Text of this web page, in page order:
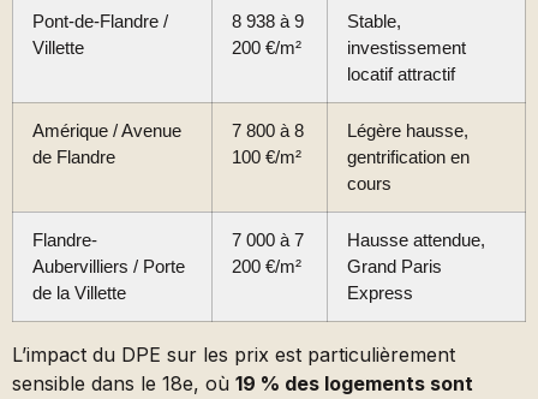
Pont-de-Flandre /
Villette
8 938 à 9
200 €/m²
Stable,
investissement
locatif attractif
Amérique / Avenue
de Flandre
7 800 à 8
100 €/m²
Légère hausse,
gentrification en
cours
Flandre-
Aubervilliers / Porte
de la Villette
7 000 à 7
200 €/m²
Hausse attendue,
Grand Paris
Express
L’impact du DPE sur les prix est particulièrement
sensible dans le 18e, où 19 % des logements sont